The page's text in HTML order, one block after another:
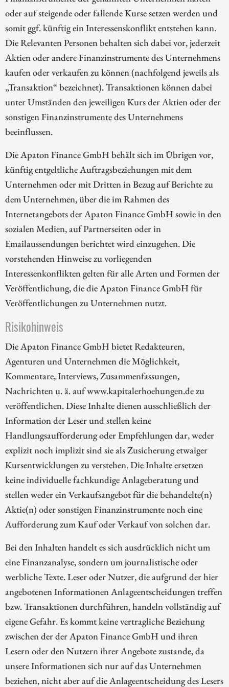
oder auf steigende oder fallende Kurse setzen werden und
somit ggf. künftig ein Interessenskonflikt entstehen kann.
Die Relevanten Personen behalten sich dabei vor, jederzeit
Aktien oder andere Finanzinstrumente des Unternehmens
kaufen oder verkaufen zu können (nachfolgend jeweils als
„Transaktion“ bezeichnet). Transaktionen können dabei
unter Umständen den jeweiligen Kurs der Aktien oder der
sonstigen Finanzinstrumente des Unternehmens
beeinflussen.
Die Apaton Finance GmbH behält sich im Übrigen vor,
künftig entgeltliche Auftragsbeziehungen mit dem
Unternehmen oder mit Dritten in Bezug auf Berichte zu
dem Unternehmen, über die im Rahmen des
Internetangebots der Apaton Finance GmbH sowie in den
sozialen Medien, auf Partnerseiten oder in
Emailaussendungen berichtet wird einzugehen. Die
vorstehenden Hinweise zu vorliegenden
Interessenkonflikten gelten für alle Arten und Formen der
Veröffentlichung, die die Apaton Finance GmbH für
Veröffentlichungen zu Unternehmen nutzt.
Risikohinweis
Die Apaton Finance GmbH bietet Redakteuren,
Agenturen und Unternehmen die Möglichkeit,
Kommentare, Interviews, Zusammenfassungen,
Nachrichten u. ä. auf www.kapitalerhoehungen.de zu
veröffentlichen. Diese Inhalte dienen ausschließlich der
Information der Leser und stellen keine
Handlungsaufforderung oder Empfehlungen dar, weder
explizit noch implizit sind sie als Zusicherung etwaiger
Kursentwicklungen zu verstehen. Die Inhalte ersetzen
keine individuelle fachkundige Anlageberatung und
stellen weder ein Verkaufsangebot für die behandelte(n)
Aktie(n) oder sonstigen Finanzinstrumente noch eine
Aufforderung zum Kauf oder Verkauf von solchen dar.
Bei den Inhalten handelt es sich ausdrücklich nicht um
eine Finanzanalyse, sondern um journalistische oder
werbliche Texte. Leser oder Nutzer, die aufgrund der hier
angebotenen Informationen Anlageentscheidungen treffen
bzw. Transaktionen durchführen, handeln vollständig auf
eigene Gefahr. Es kommt keine vertragliche Beziehung
zwischen der der Apaton Finance GmbH und ihren
Lesern oder den Nutzern ihrer Angebote zustande, da
unsere Informationen sich nur auf das Unternehmen
beziehen, nicht aber auf die Anlageentscheidung des Lesers